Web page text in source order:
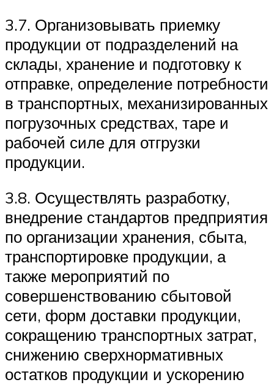
3.7. Организовывать приемку
продукции от подразделений на
склады, хранение и подготовку к
отправке, определение потребности
в транспортных, механизированных
погрузочных средствах, таре и
рабочей силе для отгрузки
продукции.
3.8. Осуществлять разработку,
внедрение стандартов предприятия
по организации хранения, сбыта,
транспортировке продукции, а
также мероприятий по
совершенствованию сбытовой
сети, форм доставки продукции,
сокращению транспортных затрат,
снижению сверхнормативных
остатков продукции и ускорению